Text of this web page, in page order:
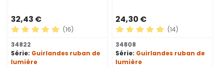
32,43 €
Note moyenne de 4.88 sur 5 étoiles
(16)
34822
Série: Guirlandes ruban de
lumière
24,30 €
Note moyenne de 5 sur 5
(14)
34808
Série: Guirlandes ruban de
lumière